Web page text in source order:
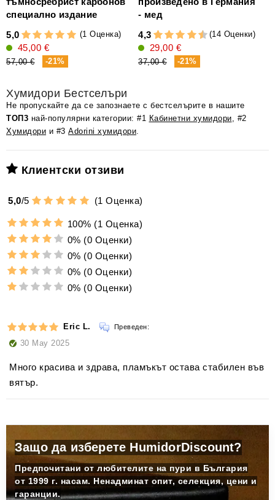
специално издание
5,0
(1 Оценка)
45,00 €
57,00 € -21%
- мед
4,3
(14 Оценки)
29,00 €
37,00 € -21%
Хумидори Бестселъри
Не пропускайте да се запознаете с бестселърите в нашите
ТОП3 най-популярни категории: #1 Кабинетни хумидори, #2
Хумидори и #3 Adorini хумидори.
Клиентски отзиви
5,0/5 (1 Оценка)
100% (1 Оценка)
0% (0 Оценки)
0% (0 Оценки)
0% (0 Оценки)
0% (0 Оценки)
Eric L. Преведен:
30 May 2025
Много красива и здрава, пламъкът остава стабилен във
вятър.
Защо да изберете HumidorDiscount?
Предпочитани от любителите на пури в България
от 1999 г. насам. Ненадминат опит, селекция, цени и
гаранции.